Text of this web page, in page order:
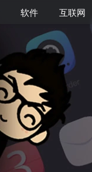
软件 互联网